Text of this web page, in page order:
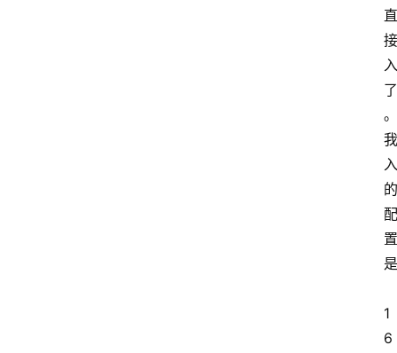
直
接
入
了
。
我
入
的
配
置
是
1
6